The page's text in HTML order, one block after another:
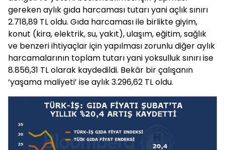
gereken aylık gıda harcaması tutarı yani açlık sınırı
2.718,89 TL oldu. Gıda harcaması ile birlikte giyim,
konut (kira, elektrik, su, yakıt), ulaşım, eğitim, sağlık
ve benzeri ihtiyaçlar için yapılması zorunlu diğer aylık
harcamalarının toplam tutarı yani yoksulluk sınırı ise
8.856,31 TL olarak kaydedildi. Bekâr bir çalışanın
‘yaşama maliyeti’ ise aylık 3.296,62 TL oldu.